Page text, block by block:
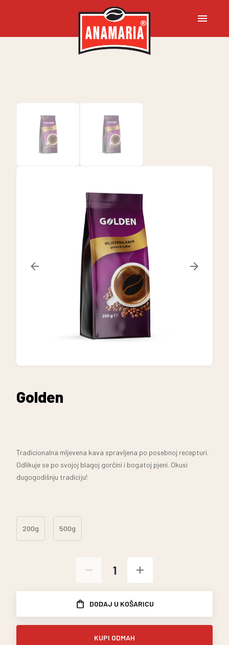
Golden
Tradicionalna mljevena kava spravljena po posebnoj recepturi.
Odlikuje se po svojoj blagoj gorčini i bogatoj pjeni. Okusi
dugogodišnju tradiciju!
200g 500g
DODAJ U KOŠARICU
KUPI ODMAH